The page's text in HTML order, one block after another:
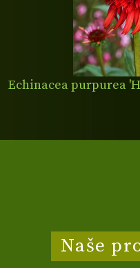
Echinacea purpurea
Naše